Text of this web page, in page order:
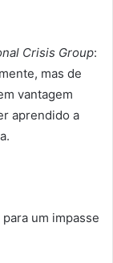
Crisis Group:
mas de
vantagem
aprendido a
um impasse